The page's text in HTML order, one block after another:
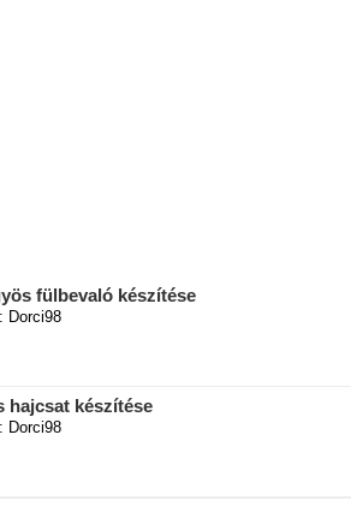
fülbevaló készítése
Dorci98
hajcsat készítése
Dorci98